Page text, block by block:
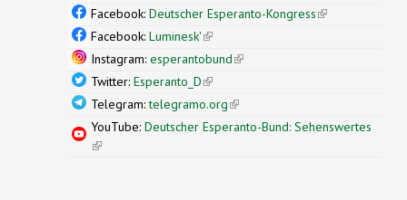
external)
Facebook: Deutscher Esperanto-Kongress(link is
Facebook: Luminesk'(link is external)
Instagram: esperantobund(link is external)
Twitter: Esperanto_D(link is external)
Telegram:telegramo.org(link is external)
YouTube: Deutscher Esperanto-Bund: Sehenswertes
(link is external)